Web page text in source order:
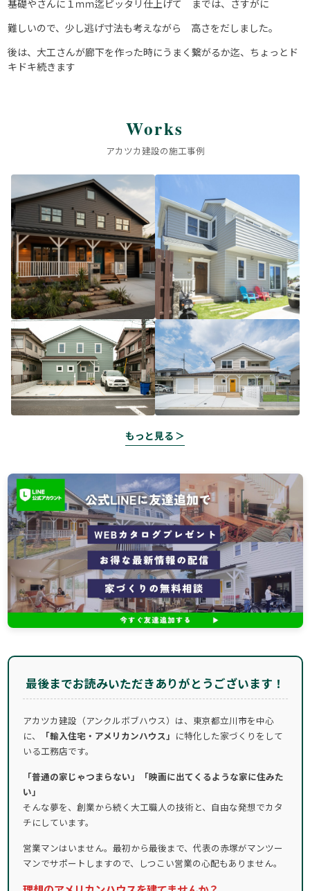
基礎やさんに１ｍｍ迄ピッタリ仕上げて までは、さすがに
難しいので、少し逃げ寸法も考えながら 高さをだしました。
後は、大工さんが廊下を作った時にうまく繋がるか迄、ちょっとド
キドキ続きます
Works
アカツカ建設の施工事例
もっと見る ＞
最後までお読みいただきありがとうございます！
アカツカ建設（アンクルボブハウス）は、東京都立川市を中心
に、
「輸入住宅・アメリカンハウス」 に特化した家づくりをして
いる工務店です。
「普通の家じゃつまらない」「映画に出てくるような家に住みた
い」
そんな夢を、創業から続く大工職人の技術と、自由な発想でカタ
チにしています。
営業マンはいません。最初から最後まで、代表の赤塚がマンツー
マンでサポートしますので、しつこい営業の心配もありません。